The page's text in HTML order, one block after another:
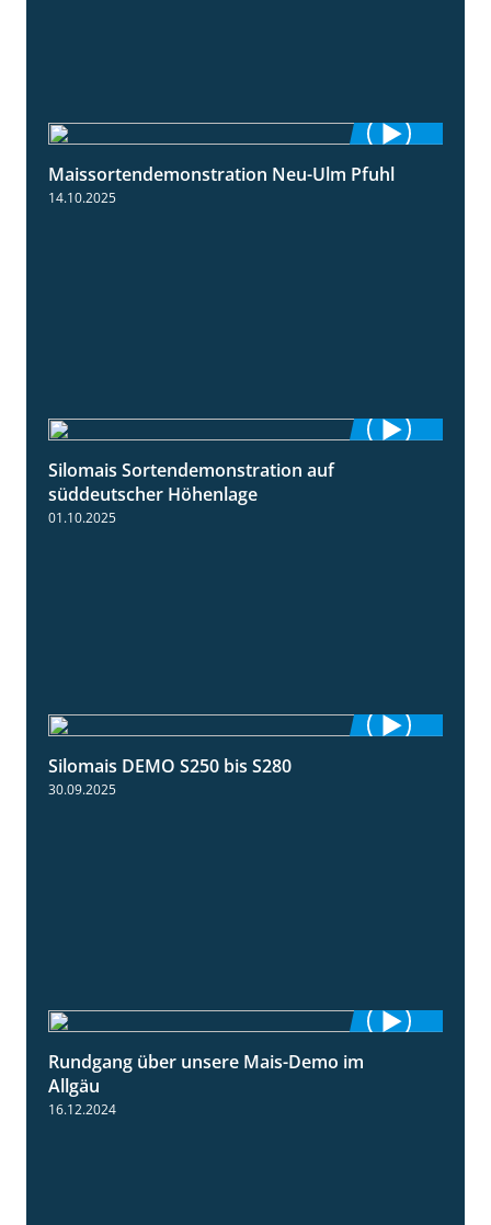
7:10
Maissortendemonstration Neu-Ulm Pfuhl
14.10.2025
Silomais Sortendemonstration auf
süddeutscher Höhenlage
01.10.2025
Silomais DEMO S250 bis S280
30.09.2025
Rundgang über unsere Mais-Demo im
Allgäu
16.12.2024